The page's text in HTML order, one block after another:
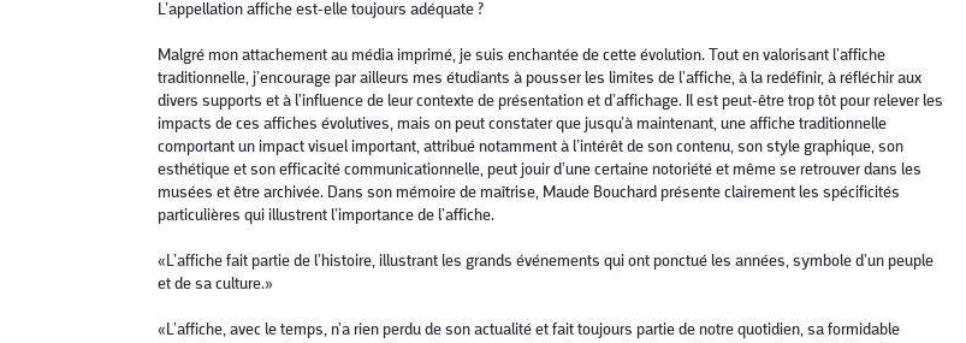
L’appellation affiche est-elle toujours adéquate ?
Malgré mon attachement au média imprimé, je suis enchantée de cette évolution. Tout en valorisant l’affiche
traditionnelle, j’encourage par ailleurs mes étudiants à pousser les limites de l’affiche, à la redéfinir, à réfléchir aux
divers supports et à l’influence de leur contexte de présentation et d’affichage. Il est peut-être trop tôt pour relever les
impacts de ces affiches évolutives, mais on peut constater que jusqu’à maintenant, une affiche traditionnelle
comportant un impact visuel important, attribué notamment à l’intérêt de son contenu, son style graphique, son
esthétique et son efficacité communicationnelle, peut jouir d’une certaine notoriété et même se retrouver dans les
musées et être archivée. Dans son mémoire de maîtrise, Maude Bouchard présente clairement les spécificités
particulières qui illustrent l’importance de l’affiche.
«L’affiche fait partie de l’histoire, illustrant les grands événements qui ont ponctué les années, symbole d’un peuple
et de sa culture.»
«L’affiche, avec le temps, n’a rien perdu de son actualité et fait toujours partie de notre quotidien, sa formidable